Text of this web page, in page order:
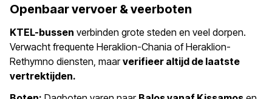
Openbaar vervoer & veerboten
KTEL-bussen verbinden grote steden en veel dorpen.
Verwacht frequente Heraklion-Chania of Heraklion-
Rethymno diensten, maarverifieer altijd de laatste
vertrektijden.